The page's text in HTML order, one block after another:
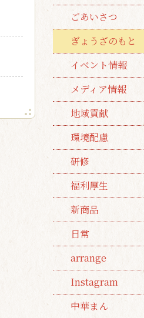
ごあいさつ
ぎょうざのもと
イベント情報
メディア情報
地域貢献
環境配慮
研修
福利厚生
新商品
日常
arrange
Instagram
中華まん